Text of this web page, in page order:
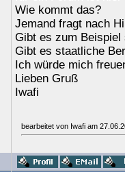
Wie kommt das?
Jemand fragt nach
Gibt es zum Beispiel
Gibt es staatliche
Ich würde mich
Lieben Gruß
Iwafi
bearbeitet von Iwafi am